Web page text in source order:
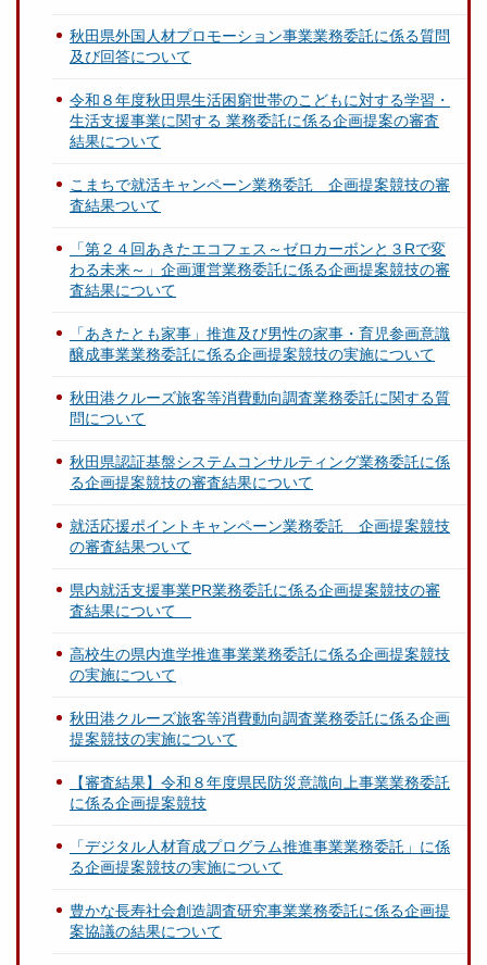
秋田県外国人材プロモーション事業業務委託に係る質問
及び回答について
令和８年度秋田県生活困窮世帯のこどもに対する学習・
生活支援事業に関する 業務委託に係る企画提案の審査
結果について
こまちで就活キャンペーン業務委託 企画提案競技の審
査結果ついて
「第２４回あきたエコフェス～ゼロカーボンと３Rで変
わる未来～」企画運営業務委託に係る企画提案競技の審
査結果について
「あきたとも家事」推進及び男性の家事・育児参画意識
醸成事業業務委託に係る企画提案競技の実施について
秋田港クルーズ旅客等消費動向調査業務委託に関する質
問について
秋田県認証基盤システムコンサルティング業務委託に係
る企画提案競技の審査結果について
就活応援ポイントキャンペーン業務委託 企画提案競技
の審査結果ついて
県内就活支援事業PR業務委託に係る企画提案競技の審
査結果について
高校生の県内進学推進事業業務委託に係る企画提案競技
の実施について
秋田港クルーズ旅客等消費動向調査業務委託に係る企画
提案競技の実施について
【審査結果】令和８年度県民防災意識向上事業業務委託
に係る企画提案競技
「デジタル人材育成プログラム推進事業業務委託」に係
る企画提案競技の実施について
豊かな長寿社会創造調査研究事業業務委託に係る企画提
案協議の結果について